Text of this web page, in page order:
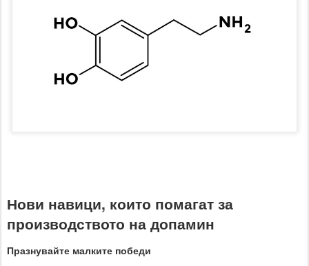
Нови навици, които помагат за
производството на допамин
Празнувайте малките победи